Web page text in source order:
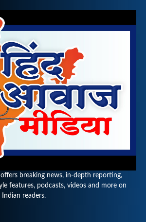
breaking news, in-depth reporting,
features, podcasts, videos and more on
readers.